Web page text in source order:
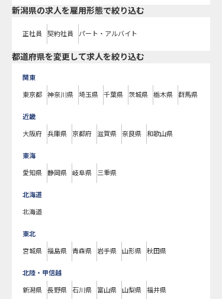
新潟県の求人を雇用形態で絞り込む
正社員 契約社員 パート・アルバイト
都道府県を変更して求人を絞り込む
関東
東京都 神奈川県 埼玉県 千葉県 茨城県 栃木県 群馬県
近畿
大阪府 兵庫県 京都府 滋賀県 奈良県 和歌山県
東海
愛知県 静岡県 岐阜県 三重県
北海道
北海道
東北
宮城県 福島県 青森県 岩手県 山形県 秋田県
北陸・甲信越
新潟県 長野県 石川県 富山県 山梨県 福井県